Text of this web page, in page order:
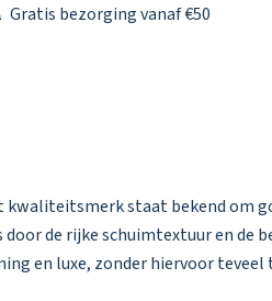
Gratis bezorging vanaf €50
kwaliteitsmerk staat bekend om
door de rijke schuimtextuur en de
en luxe, zonder hiervoor teveel